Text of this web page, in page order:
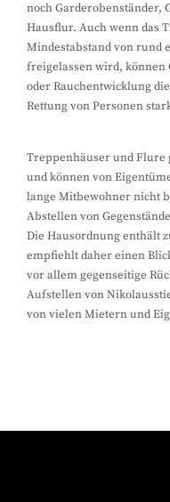
noch Garderobenständer,
Hausflur. Auch wenn das
Mindestabstand von rund
freigelassen wird, können
oder Rauchentwicklung
Rettung von Personen
Treppenhäuser und Flure
und können von
lange Mitbewohner nicht
Abstellen von
Die Hausordnung enthält
empfiehlt daher einen
vor allem gegenseitige
Aufstellen von
von vielen Mietern und